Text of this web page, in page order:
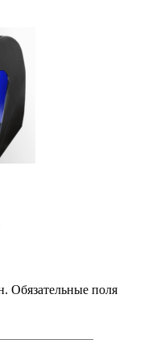
Обязательные поля